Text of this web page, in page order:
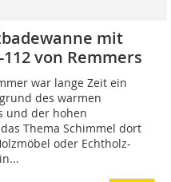
mit
von Remmers
war lange Zeit ein
des warmen
und der hohen
Thema Schimmel dort
oder Echtholz-